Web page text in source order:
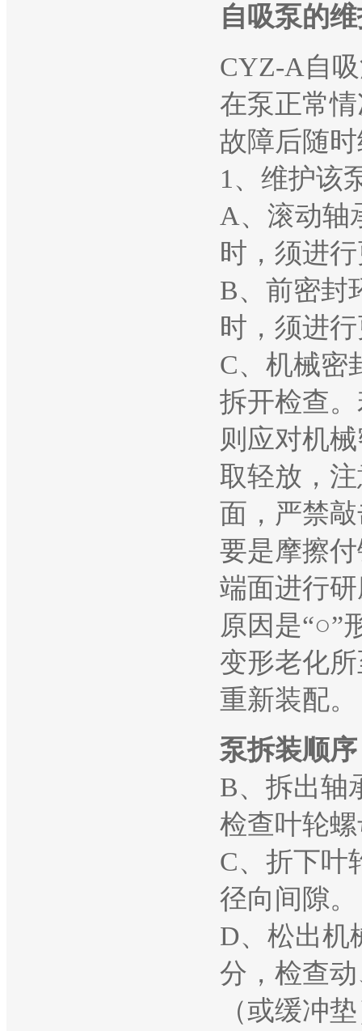
自吸泵的
CYZ-A自
在泵正常
故障后随
1、维护该
A、滚动轴
时，须进
B、前密封
时，须进
C、机械密
拆开检查
则应对机
取轻放，
面，严禁
要是摩擦
端面进行
原因是“○”
变形老化
重新装配。
泵拆装顺
B、拆出轴
检查叶轮
C、折下叶
径向间隙。
D、松出机
分，检查
（或缓冲